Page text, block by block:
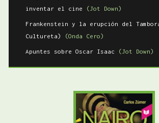
inventar el cine
(Jot Down)
Frankenstein y la erupción del
Cultureta)
(Onda Cero)
Apuntes sobre Oscar Isaac (Jot Down)